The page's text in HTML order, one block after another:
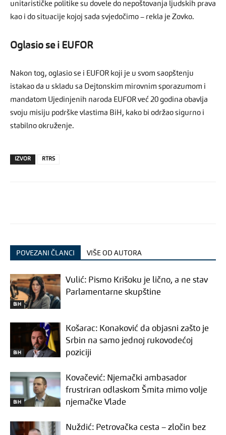
unitarističke politike su dovele do nepoštovanja ljudskih prava
kao i do situacije kojoj sada svjedočimo – rekla je Zovko.
Oglasio se i EUFOR
Nakon tog, oglasio se i EUFOR koji je u svom saopštenju
istakao da u skladu sa Dejtonskim mirovnim sporazumom i
mandatom Ujedinjenih naroda EUFOR već 20 godina obavlja
svoju misiju podrške vlastima BiH, kako bi održao sigurno i
stabilno okruženje.
IZVOR RTRS
POVEZANI ČLANCI VIŠE OD AUTORA
BiH
Vulić: Pismo Krišoku je lično, a ne stav
Parlamentarne skupštine
BiH
Košarac: Konaković da objasni zašto je
Srbin na samo jednoj rukovodećoj
poziciji
BiH
Kovačević: Njemački ambasador
frustriran odlaskom Šmita mimo volje
njemačke Vlade
Nuždić: Petrovačka cesta – zločin bez